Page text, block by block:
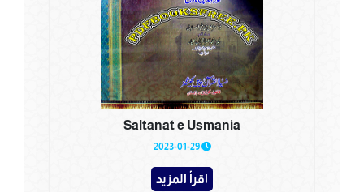
Saltanat e Usmania
2023-01-29
اقرأ المزيد